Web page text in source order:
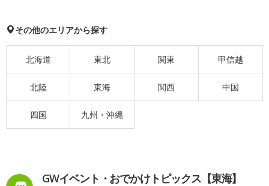
その他のエリアから探す
北海道 東北 関東 甲信越
北陸 東海 関西 中国
四国 九州・沖縄
GWイベント・おでかけトピックス【東海】